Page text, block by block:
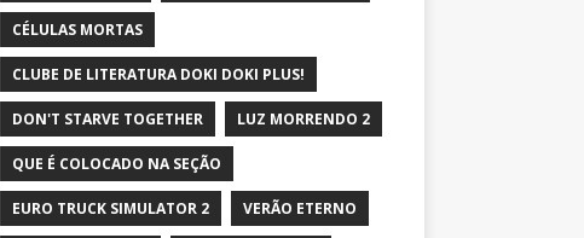
CÉLULAS MORTAS
CLUBE DE LITERATURA DOKI DOKI PLUS!
DON'T STARVE TOGETHER LUZ MORRENDO 2
QUE É COLOCADO NA SEÇÃO
EURO TRUCK SIMULATOR 2 VERÃO ETERNO